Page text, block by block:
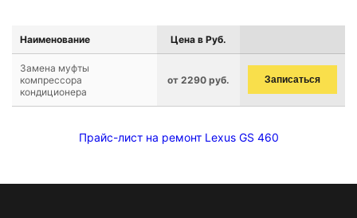
Наименование Цена в Руб.
Замена муфты
компрессора
кондиционера
от 2290 руб. Записаться
Прайс-лист на ремонт Lexus GS 460